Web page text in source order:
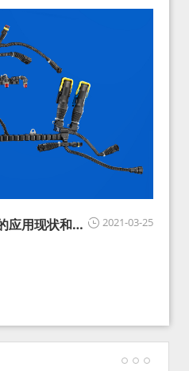
2021-03-25
应用现状和展